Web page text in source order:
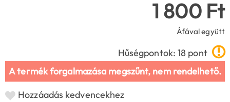
1 800 Ft
Áfával együtt
Hűségpontok: 18 pont
A termék forgalmazása megszűnt, nem rendelhető.
Hozzáadás kedvencekhez